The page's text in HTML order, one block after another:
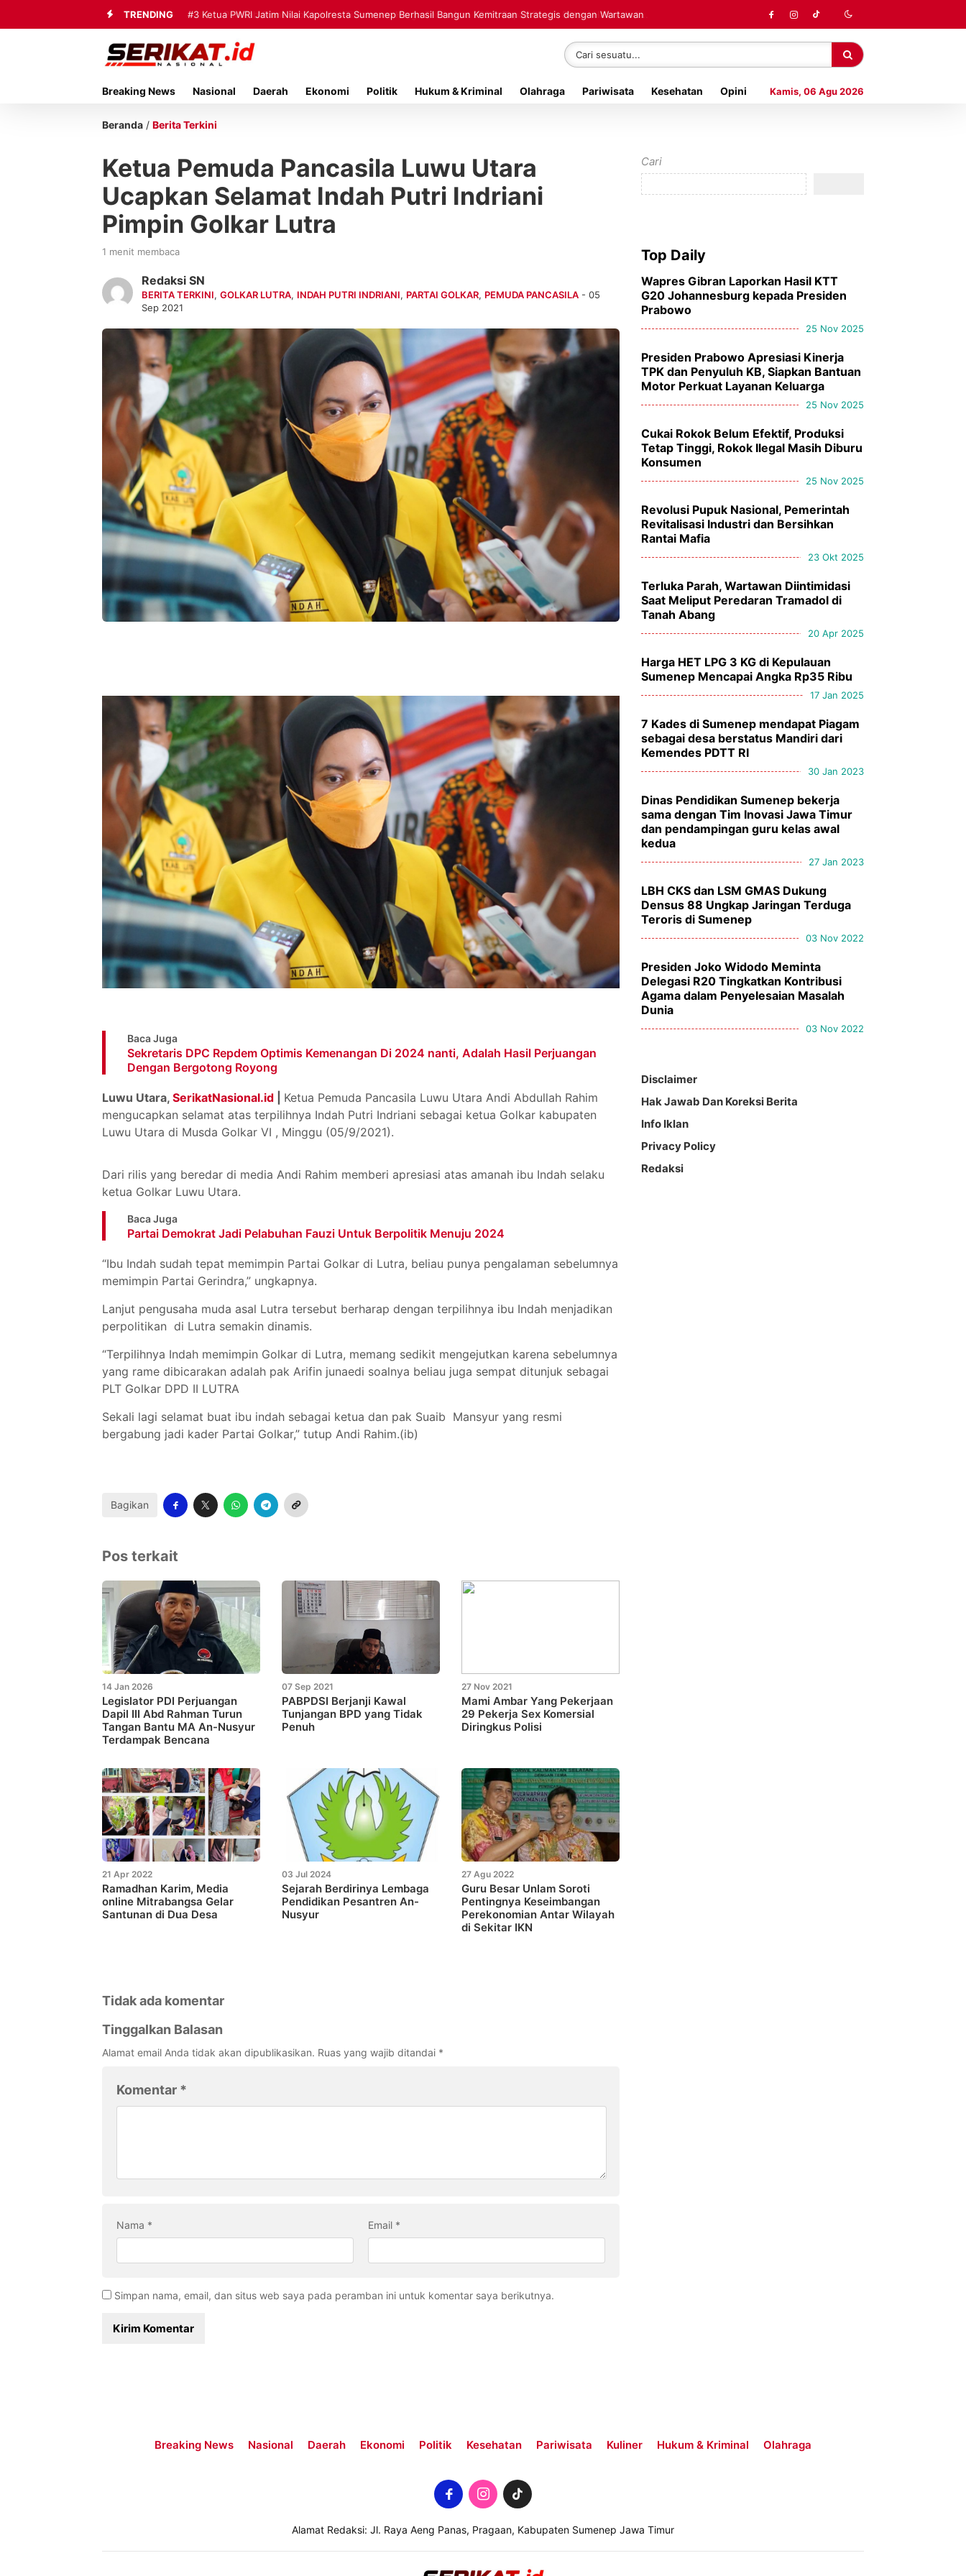
TRENDING #3 Ketua PWRI Jatim Nilai Kapolresta Sumenep Berhasil Bangun Kemitraan Strategis dengan Wartawan
Breaking News Nasional Daerah Ekonomi Politik Hukum & Kriminal Olahraga Pariwisata Kesehatan Opini Kamis, 06 Agu 2026
Beranda / Berita Terkini
Ketua Pemuda Pancasila Luwu Utara
Ucapkan Selamat Indah Putri Indriani
Pimpin Golkar Lutra
1 menit membaca
Redaksi SN
BERITA TERKINI, GOLKAR LUTRA, INDAH PUTRI INDRIANI, PARTAI GOLKAR, PEMUDA PANCASILA- 05
Sep 2021
Baca Juga
Sekretaris DPC Repdem Optimis Kemenangan Di 2024 nanti, Adalah Hasil Perjuangan
Dengan Bergotong Royong
Luwu Utara, SerikatNasional.id
Ketua Pemuda Pancasila Luwu Utara Andi Abdullah Rahim
mengucapkan selamat atas terpilihnya Indah Putri Indriani sebagai ketua Golkar kabupaten
Luwu Utara di Musda Golkar VI , Minggu (05/9/2021).
Dari rilis yang beredar di media Andi Rahim memberi apresiasi atas amanah ibu Indah selaku
ketua Golkar Luwu Utara.
Baca Juga
Partai Demokrat Jadi Pelabuhan Fauzi Untuk Berpolitik Menuju 2024
“Ibu Indah sudah tepat memimpin Partai Golkar di Lutra, beliau punya pengalaman sebelumnya
memimpin Partai Gerindra,” ungkapnya.
Lanjut pengusaha muda asal Lutra tersebut berharap dengan terpilihnya ibu Indah menjadikan
perpolitikan di Lutra semakin dinamis.
“Terpilihnya Indah memimpin Golkar di Lutra, memang sedikit mengejutkan karena sebelumnya
yang rame dibicarakan adalah pak Arifin junaedi soalnya beliau juga sempat ditunjuk sebagai
PLT Golkar DPD II LUTRA
Sekali lagi selamat buat ibu indah sebagai ketua dan pak Suaib Mansyur yang resmi
bergabung jadi kader Partai Golkar,” tutup Andi Rahim.(ib)
Bagikan
Pos terkait
14 Jan 2026
Legislator PDI Perjuangan
Dapil III Abd Rahman Turun
Tangan Bantu MA An-Nusyur
Terdampak Bencana
07 Sep 2021
PABPDSI Berjanji Kawal
Tunjangan BPD yang Tidak
Penuh
27 Nov 2021
Mami Ambar Yang Pekerjaan
29 Pekerja Sex Komersial
Diringkus Polisi
21 Apr 2022
Ramadhan Karim, Media
online Mitrabangsa Gelar
Santunan di Dua Desa
03 Jul 2024
Sejarah Berdirinya Lembaga
Pendidikan Pesantren An-
Nusyur
27 Agu 2022
Guru Besar Unlam Soroti
Pentingnya Keseimbangan
Perekonomian Antar Wilayah
di Sekitar IKN
Tidak ada komentar
Tinggalkan Balasan
Alamat email Anda tidak akan dipublikasikan. Ruas yang wajib ditandai *
Komentar *
Nama * Email *
Simpan nama, email, dan situs web saya pada peramban ini untuk komentar saya berikutnya.
Cari
Top Daily
Wapres Gibran Laporkan Hasil KTT
G20 Johannesburg kepada Presiden
Prabowo
25 Nov 2025
Presiden Prabowo Apresiasi Kinerja
TPK dan Penyuluh KB, Siapkan Bantuan
Motor Perkuat Layanan Keluarga
25 Nov 2025
Cukai Rokok Belum Efektif, Produksi
Tetap Tinggi, Rokok Ilegal Masih Diburu
Konsumen
25 Nov 2025
Revolusi Pupuk Nasional, Pemerintah
Revitalisasi Industri dan Bersihkan
Rantai Mafia
23 Okt 2025
Terluka Parah, Wartawan Diintimidasi
Saat Meliput Peredaran Tramadol di
Tanah Abang
20 Apr 2025
Harga HET LPG 3 KG di Kepulauan
Sumenep Mencapai Angka Rp35 Ribu
17 Jan 2025
7 Kades di Sumenep mendapat Piagam
sebagai desa berstatus Mandiri dari
Kemendes PDTT RI
30 Jan 2023
Dinas Pendidikan Sumenep bekerja
sama dengan Tim Inovasi Jawa Timur
dan pendampingan guru kelas awal
kedua
27 Jan 2023
LBH CKS dan LSM GMAS Dukung
Densus 88 Ungkap Jaringan Terduga
Teroris di Sumenep
03 Nov 2022
Presiden Joko Widodo Meminta
Delegasi R20 Tingkatkan Kontribusi
Agama dalam Penyelesaian Masalah
Dunia
03 Nov 2022
Disclaimer
Hak Jawab Dan Koreksi Berita
Info Iklan
Privacy Policy
Redaksi
Breaking News Nasional Daerah Ekonomi Politik Kesehatan Pariwisata Kuliner Hukum & Kriminal Olahraga
Alamat Redaksi: Jl. Raya Aeng Panas, Pragaan, Kabupaten Sumenep Jawa Timur